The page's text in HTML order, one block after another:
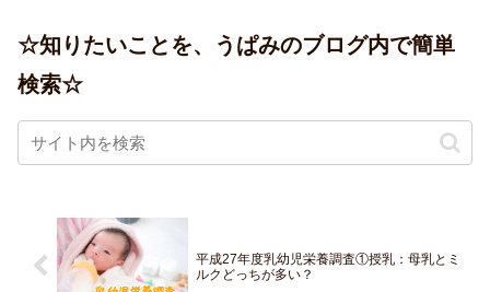
☆知りたいことを、うぱみのブログ内で簡単
検索☆
平成27年度乳幼児栄養調査①授乳：母乳とミ
ルクどっちが多い？